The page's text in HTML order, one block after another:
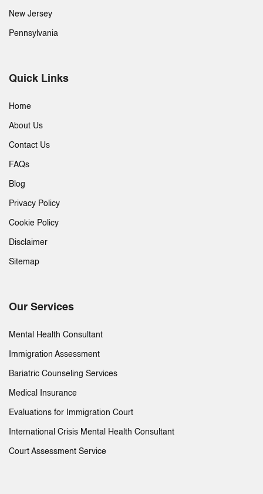
New Jersey
Pennsylvania
Quick Links
Home
About Us
Contact Us
FAQs
Blog
Privacy Policy
Cookie Policy
Disclaimer
Sitemap
Our Services
Mental Health Consultant
Immigration Assessment
Bariatric Counseling Services
Medical Insurance
Evaluations for Immigration Court
International Crisis Mental Health Consultant
Court Assessment Service